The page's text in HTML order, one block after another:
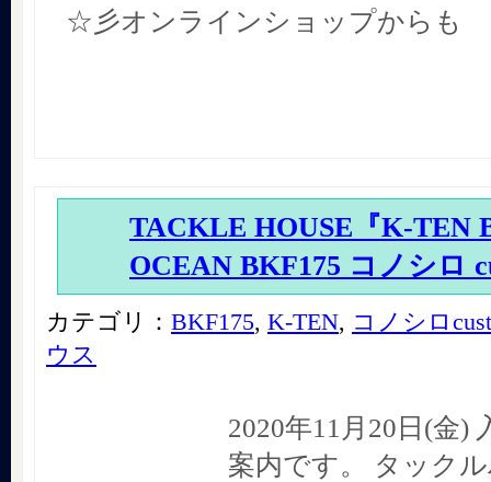
☆彡オンラインショップからも
TACKLE HOUSE『K-TEN
OCEAN BKF175 コノシロ
カテゴリ： BKF175, K-TEN, コノシロ
ウス
2020年11月20日(金)
案内です。 タック